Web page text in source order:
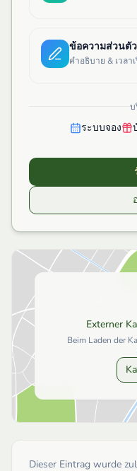
ข้อความส่วนตัว
คำอธิบาย & เวลา
บ
ระบบจอง
Externer
Beim Laden der
Dieser Eintrag wurde